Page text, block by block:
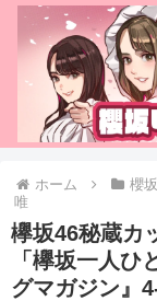
ホーム 櫻
唯
欅坂46秘蔵カ
「欅坂一人ひ
グマガジン』